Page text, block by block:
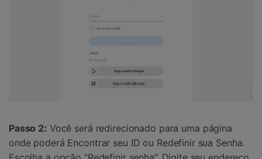
Passo 2: Você será redirecionado para uma página
onde poderá Encontrar seu ID ou Redefinir sua Senha.